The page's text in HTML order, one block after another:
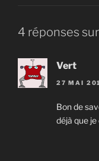
4 réponses
Vert
27 MAI
Bon de
déjà que